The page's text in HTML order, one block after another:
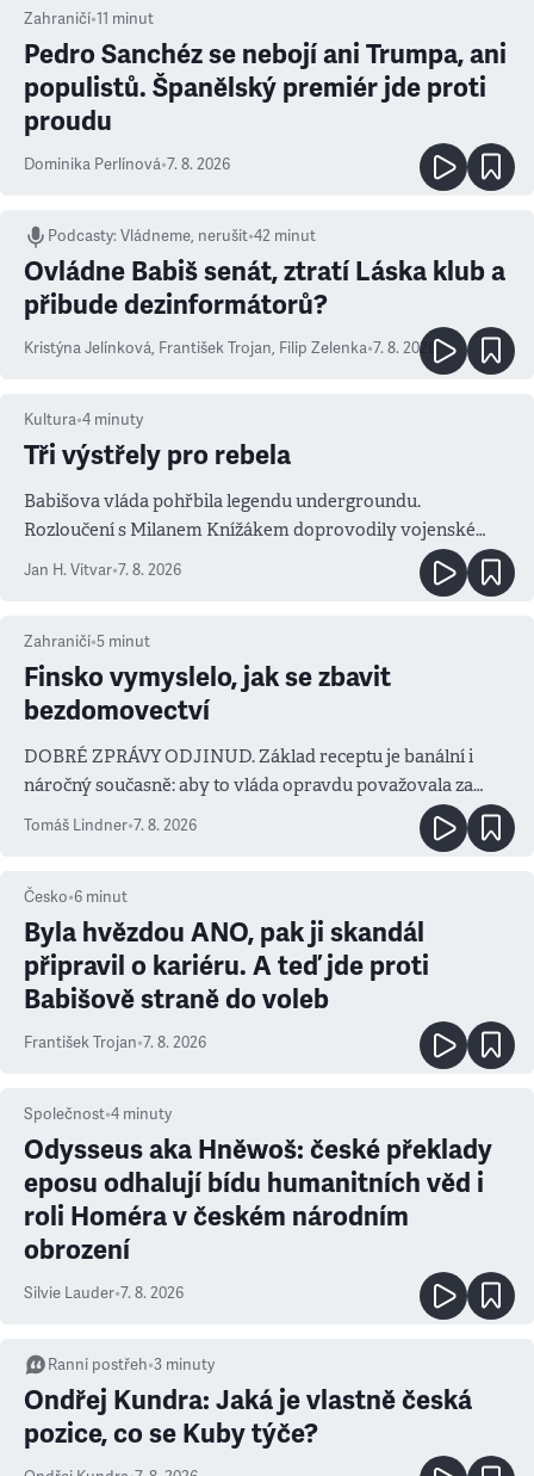
Zahraničí•11 minut
Pedro Sanchéz se nebojí ani Trumpa, ani
populistů. Španělský premiér jde proti
proudu
Dominika Perlínová•7. 8. 2026
Podcasty:Vládneme, nerušit•42 minut
Ovládne Babiš senát, ztratí Láska klub a
přibude dezinformátorů?
Kristýna Jelínková, František Trojan, Filip Zelenka•7. 8. 2026
Kultura•4 minuty
Tři výstřely pro rebela
Babišova vláda pohřbila legendu undergroundu.
Rozloučení s Milanem Knížákem doprovodily vojenské
salvy i kritika pokrokářů
Jan H. Vitvar•7. 8. 2026
Zahraničí•5 minut
Finsko vymyslelo, jak se zbavit
bezdomovectví
DOBRÉ ZPRÁVY ODJINUD. Základ receptu je banální i
náročný současně: aby to vláda opravdu považovala za
prioritu
Tomáš Lindner•7. 8. 2026
Česko•6 minut
Byla hvězdou ANO, pak ji skandál
připravil o kariéru. A teď jde proti
Babišově straně do voleb
František Trojan•7. 8. 2026
Společnost•4 minuty
Odysseus aka Hněwoš: české překlady
eposu odhalují bídu humanitních věd i
roli Homéra v českém národním
obrození
Silvie Lauder•7. 8. 2026
Ranní postřeh•3 minuty
Ondřej Kundra: Jaká je vlastně česká
pozice, co se Kuby týče?